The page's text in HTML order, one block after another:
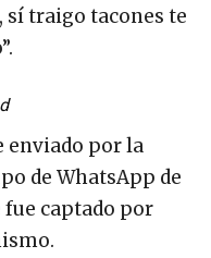
sí traigo tacones te
enviado por la
de WhatsApp de
fue captado por